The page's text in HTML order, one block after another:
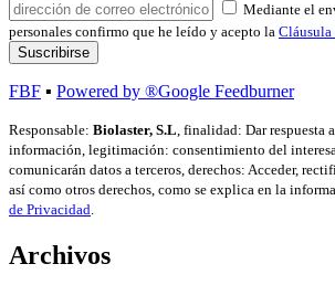
Mediante el
personales confirmo que he leído y acepto la Cláusula
FBF ▪ Powered by ®Google Feedburner
Responsable: Biolaster, S.L, finalidad: Dar respuesta
información, legitimación: consentimiento del
comunicarán datos a terceros, derechos: Acceder,
así como otros derechos, como se explica en la
de Privacidad.
Archivos